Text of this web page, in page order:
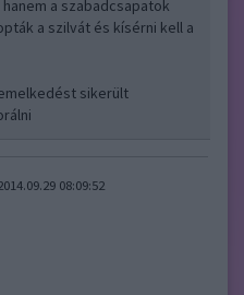
a szabadcsapatok
a szilvát és kísérni kell a
sikerült
08:09:52